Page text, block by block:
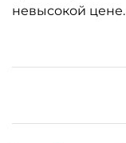
невысокой цене.